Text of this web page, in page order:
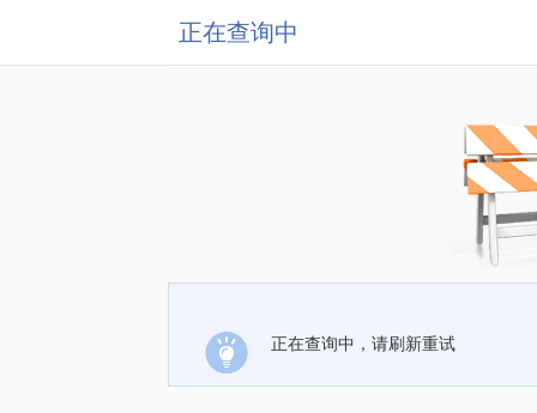
正在查询中
正在查询中，请刷新重试